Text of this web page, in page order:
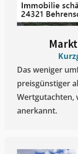
Das weniger
preisgünstiger
Wertgutachten,
anerkannt.